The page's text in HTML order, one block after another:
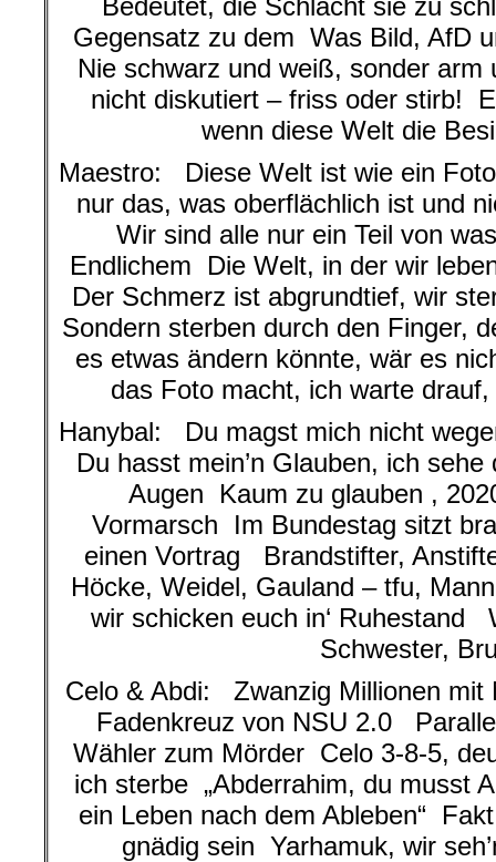
Bedeutet, die Schlacht sie zu
Gegensatz zu dem Was Bild, AfD
Nie schwarz und weiß, sonder
nicht diskutiert – friss oder stirb!
wenn diese Welt die
Maestro: Diese Welt ist wie ein
nur das, was oberflächlich ist und
Wir sind alle nur ein Teil von
Endlichem Die Welt, in der wir
Der Schmerz ist abgrundtief, wir
Sondern sterben durch den Finger,
es etwas ändern könnte, wär es
das Foto macht, ich warte
Hanybal: Du magst mich nicht
Du hasst mein’n Glauben, ich
Augen Kaum zu glauben ,
Vormarsch Im Bundestag sitzt
einen Vortrag Brandstifter,
Höcke, Weidel, Gauland – tfu,
wir schicken euch in‘ Ruhestand
Schwester,
Celo & Abdi: Zwanzig Millionen mit
Fadenkreuz von NSU 2.0
Wähler zum Mörder Celo 3-8-5,
ich sterbe „Abderrahim, du musst
ein Leben nach dem Ableben“
gnädig sein Yarhamuk, wir